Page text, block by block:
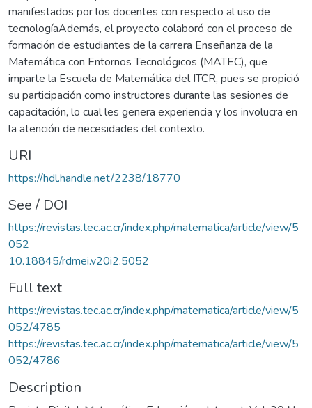
manifestados por los docentes con respecto al uso de
tecnologíaAdemás, el proyecto colaboró con el proceso de
formación de estudiantes de la carrera Enseñanza de la
Matemática con Entornos Tecnológicos (MATEC), que
imparte la Escuela de Matemática del ITCR, pues se propició
su participación como instructores durante las sesiones de
capacitación, lo cual les genera experiencia y los involucra en
la atención de necesidades del contexto.
URI
https://hdl.handle.net/2238/18770
See / DOI
https://revistas.tec.ac.cr/index.php/matematica/article/view/5
052
10.18845/rdmei.v20i2.5052
Full text
https://revistas.tec.ac.cr/index.php/matematica/article/view/5
052/4785
https://revistas.tec.ac.cr/index.php/matematica/article/view/5
052/4786
Description